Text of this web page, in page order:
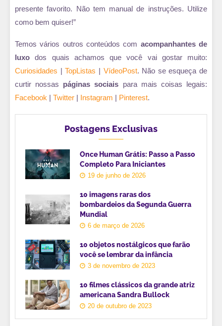
presente favorito. Não tem manual de instruções. Utilize
como bem quiser!”
Temos vários outros conteúdos com acompanhantes de
luxo dos quais achamos que você vai gostar muito:
Curiosidades |TopListas | VídeoPost. Não se esqueça de
curtir nossas páginas sociais para mais coisas legais:
Facebook | Twitter | Instagram | Pinterest.
Postagens Exclusivas
Once Human Grátis: Passo a Passo
Completo Para Iniciantes
19 de junho de 2026
10 imagens raras dos
bombardeios da Segunda Guerra
Mundial
6 de março de 2026
10 objetos nostálgicos que farão
você se lembrar da infância
3 de novembro de 2023
10 filmes clássicos da grande atriz
americana Sandra Bullock
20 de outubro de 2023